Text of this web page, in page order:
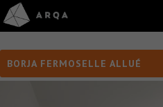
BORJA FERMOSELLE ALLUÉ